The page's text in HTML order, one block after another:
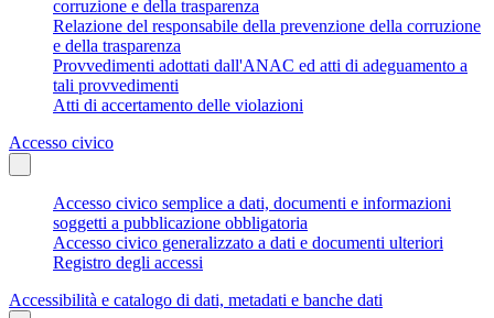
corruzione e della trasparenza
Relazione del responsabile della prevenzione della corruzione
e della trasparenza
Provvedimenti adottati dall'ANAC ed atti di adeguamento a
tali provvedimenti
Atti di accertamento delle violazioni
Accesso civico
Accesso civico semplice a dati, documenti e informazioni
soggetti a pubblicazione obbligatoria
Accesso civico generalizzato a dati e documenti ulteriori
Registro degli accessi
Accessibilità e catalogo di dati, metadati e banche dati